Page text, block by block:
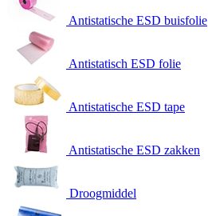
Antistatische ESD buisfolie
Antistatisch ESD folie
Antistatische ESD tape
Antistatische ESD zakken
Droogmiddel